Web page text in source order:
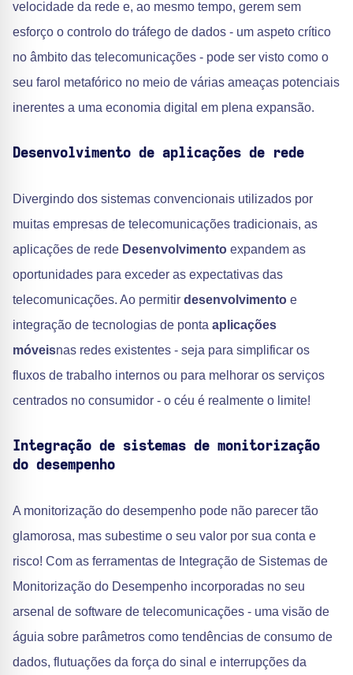
velocidade da rede e, ao mesmo tempo, gerem sem
esforço o controlo do tráfego de dados - um aspeto crítico
no âmbito das telecomunicações - pode ser visto como o
seu farol metafórico no meio de várias ameaças potenciais
inerentes a uma economia digital em plena expansão.
Desenvolvimento de aplicações de rede
Divergindo dos sistemas convencionais utilizados por
muitas empresas de telecomunicações tradicionais, as
aplicações de rede Desenvolvimento expandem as
oportunidades para exceder as expectativas das
telecomunicações. Ao permitir desenvolvimento e
integração de tecnologias de ponta aplicações
móveisnas redes existentes - seja para simplificar os
fluxos de trabalho internos ou para melhorar os serviços
centrados no consumidor - o céu é realmente o limite!
Integração de sistemas de monitorização
do desempenho
A monitorização do desempenho pode não parecer tão
glamorosa, mas subestime o seu valor por sua conta e
risco! Com as ferramentas de Integração de Sistemas de
Monitorização do Desempenho incorporadas no seu
arsenal de software de telecomunicações - uma visão de
águia sobre parâmetros como tendências de consumo de
dados, flutuações da força do sinal e interrupções da